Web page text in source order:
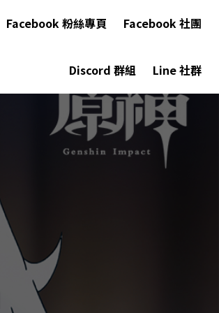
Facebook 粉絲專頁 Facebook 社團
Discord 群組 Line 社群